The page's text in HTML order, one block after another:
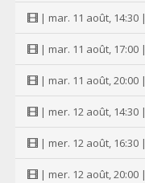
| mar. 11 août, 14:30 |
| mar. 11 août, 17:00 |
| mar. 11 août, 20:00 |
| mer. 12 août, 14:30 |
| mer. 12 août, 16:30 |
| mer. 12 août, 20:00 |